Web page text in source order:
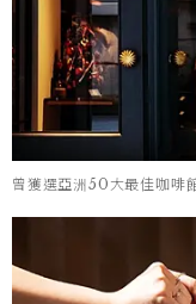
曾獲選亞洲50大最佳咖